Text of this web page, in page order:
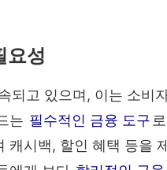
요성
되고 있으며, 이는 소비
는 필수적인 금융 도구
캐시백, 할인 혜택 등을